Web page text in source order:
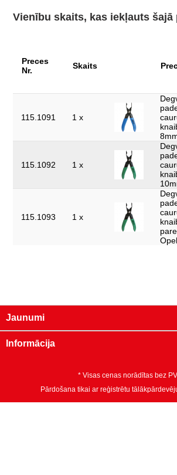
detaļas komplektā:
izolēts rokturis
Vienību skaits, kas iekļauts šajā
Preces
Nr.
Skaits
115.1091 1 x
115.1092 1 x
115.1093 1 x
Opel
Jaunumi
Informācija
* Visas cenas norādītas bez
Pārdošana tikai ar reģistrētu